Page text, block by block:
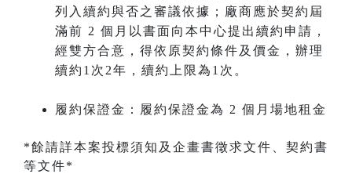
列入續約與否之審議依據；廠商應於契約屆
滿前 2 個月以書面向本中心提出續約申請，
經雙方合意，得依原契約條件及價金，辦理
續約1次2年，續約上限為1次。
履約保證金：履約保證金為 2 個月場地租金
*餘請詳本案投標須知及企畫書徵求文件、契約書
等文件*